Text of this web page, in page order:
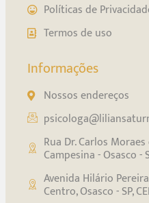
Políticas de
Termos de uso
Informações
Nossos endereços
Rua Dr. Carlos
Campesina - Osasco -
Avenida Hilário
Centro, Osasco - SP,